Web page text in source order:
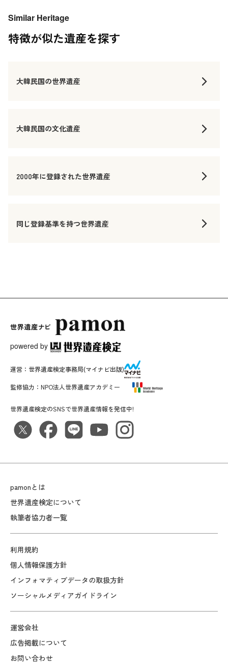
Similar Heritage
特徴が似た遺産を探す
大韓民国の世界遺産
大韓民国の文化遺産
2000年に登録された世界遺産
同じ登録基準を持つ世界遺産
powered by
pamonとは
世界遺産検定について
執筆者協力者一覧
利用規約
個人情報保護方針
インフォマティブデータの取扱方針
ソーシャルメディアガイドライン
運営会社
広告掲載について
お問い合わせ
世界遺産検定のSNSで世界遺産情報を発信中!
運営： 世界遺産検定事務局(マイナビ出版)
監修協力： NPO法人世界遺産アカデミー